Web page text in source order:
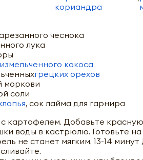
кориандра
чеснока
лука
измельченного кокоса
грецких орехов
моркови
соли
, сок лайма для гарнира
с картофелем. Добавьте
воды в кастрюлю. Готовьте
не станет мягким, 13-14